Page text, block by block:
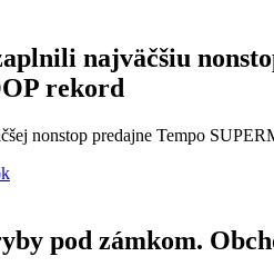
najväčšiu
rekord
nonstop predajne Tempo
pod zámkom.